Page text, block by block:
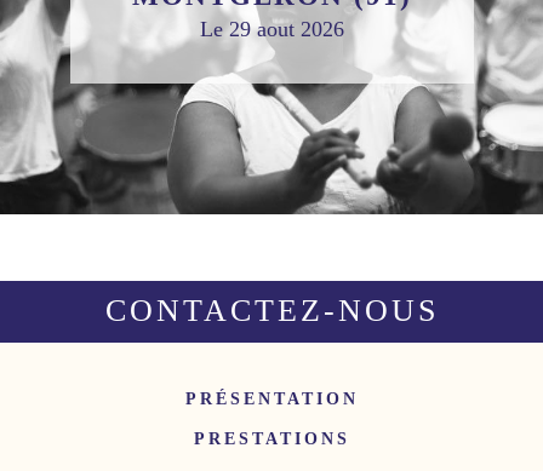
Le 29 aout 2026
CONTACTEZ-NOUS
PRÉSENTATION
PRESTATIONS